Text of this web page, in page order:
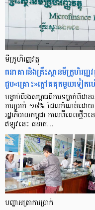
មីក្រូ​ហិរញ្ញវត្ថុ
ធនាគារ​និង​គ្រឹះស្ថាន​មីក្រូ​ហិរញ្ញវ
ជួប«គ្រោះ»ក្តៅ​គគុក​មួយ​ទៀត​
បន្ទាប់​ពី​រង​សម្ពាធ​​ពី​ការ​ទម្លាក់​ពិដាន​
ការ​ប្រាក់ ១៨​% ដែល​កំណត់​ដោយ​
រដ្ឋាភិបាល​កម្ពុជា កាល​ពី​ពេល​ថ្មីៗ​ន
ឥឡូវ​នេះ ធនាគ…
បញ្ហា​អត្រា​ការប្រាក់